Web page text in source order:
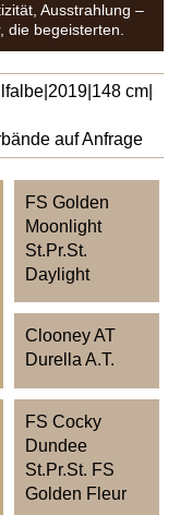
Ausstrahlung –
die begeisterten.
2019 148 cm
auf Anfrage
FS Golden
Moonlight
St.Pr.St.
Daylight
Clooney AT
Durella A.T.
FS Cocky
Dundee
St.Pr.St. FS
Golden Fleur